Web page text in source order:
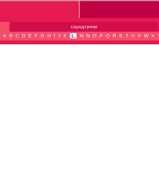
саундтреки
A B C D E F G H I J K L M N O P Q R S T U V W X